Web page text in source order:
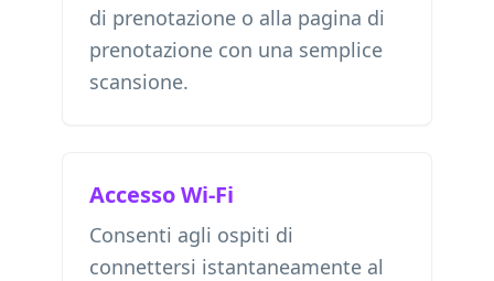
di prenotazione o alla pagina di
prenotazione con una semplice
scansione.
Accesso Wi-Fi
Consenti agli ospiti di
connettersi istantaneamente al